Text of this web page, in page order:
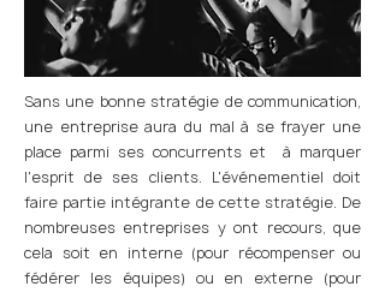
Sans une bonne stratégie de communication,
une entreprise aura du mal à se frayer une
place parmi ses concurrents et à marquer
l'esprit de ses clients. L'événementiel doit
faire partie intégrante de cette stratégie. De
nombreuses entreprises y ont recours, que
cela soit en interne (pour récompenser ou
fédérer les équipes) ou en externe (pour